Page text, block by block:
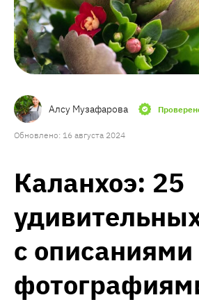
Алсу Музафарова
Обновлено: 16 августа 2024
Каланхоэ: 25
с описаниями